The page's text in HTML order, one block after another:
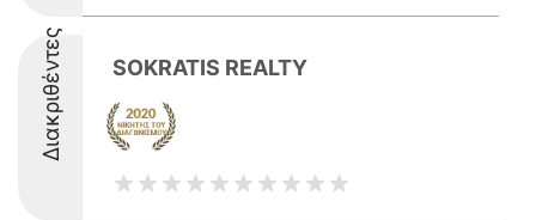
Διακριθέντες SOKRATIS REALTY